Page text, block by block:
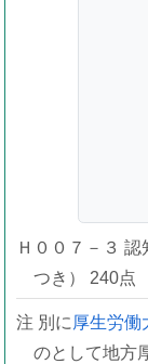
Ｈ００７－３
つき） 240点
注 別に 厚生労働
のとして地方